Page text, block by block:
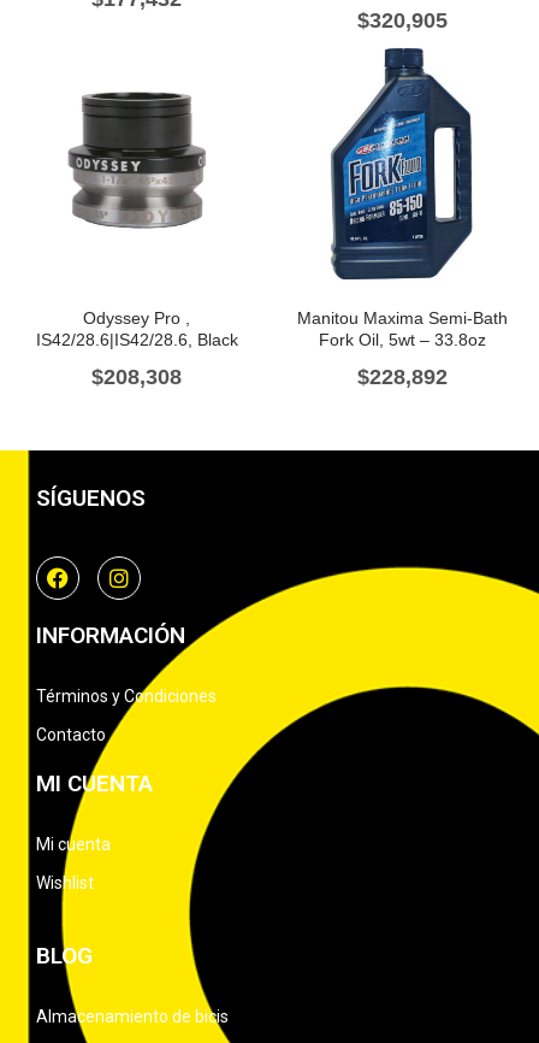
$320,905
Odyssey Pro ,
IS42/28.6|IS42/28.6, Black
$208,308
Manitou Maxima Semi-Bath
Fork Oil, 5wt – 33.8oz
$228,892
SÍGUENOS
INFORMACIÓN
Términos y Condiciones
Contacto
MI CUENTA
Mi cuenta
Wishlist
BLOG
Almacenamiento de bicis